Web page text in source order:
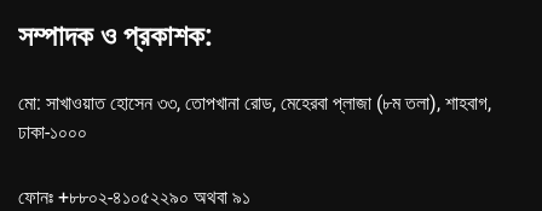
সম্পাদক ও প্রকাশক:
মো: সাখাওয়াত হোসেন ৩৩, তোপখানা রোড, মেহেরবা প্লাজা (৮ম তলা), শাহবাগ,
ঢাকা-১০০০
ফোনঃ +৮৮০২-৪১০৫২২৯০ অথবা ৯১